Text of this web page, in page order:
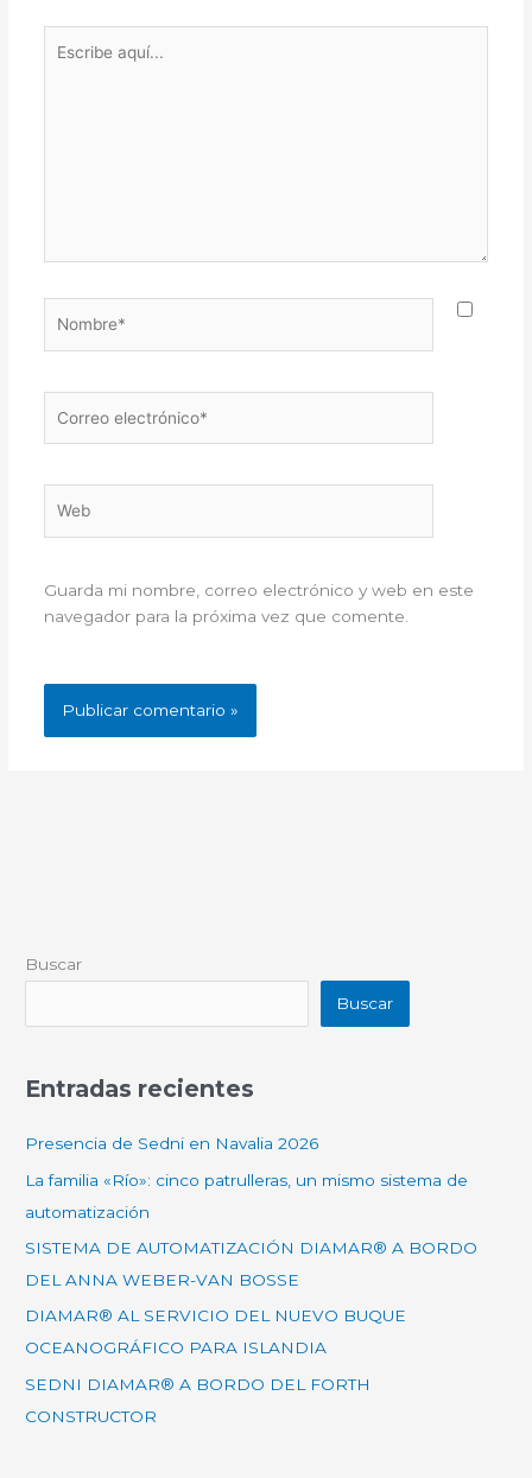
aquí...
electrónico*
Guarda mi nombre, correo electrónico y web en este
navegador para la próxima vez que comente.
Buscar
Buscar
Entradas recientes
Presencia de Sedni en Navalia 2026
La familia «Río»: cinco patrulleras, un mismo sistema de
automatización
SISTEMA DE AUTOMATIZACIÓN DIAMAR® A BORDO
DEL ANNA WEBER-VAN BOSSE
DIAMAR® AL SERVICIO DEL NUEVO BUQUE
OCEANOGRÁFICO PARA ISLANDIA
SEDNI DIAMAR® A BORDO DEL FORTH
CONSTRUCTOR